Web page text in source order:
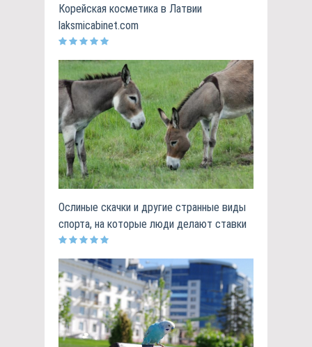
Корейская косметика в Латвии
laksmicabinet.com
Ослиные скачки и другие странные виды
спорта, на которые люди делают ставки